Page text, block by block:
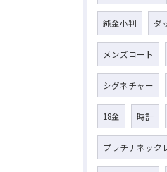
純金小判 ダ
メンズコート
シグネチャー
18金 時計
プラチナネック